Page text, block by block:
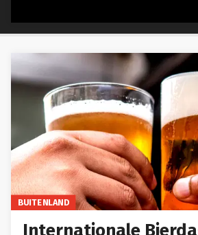
BUITENLAND
Internationale